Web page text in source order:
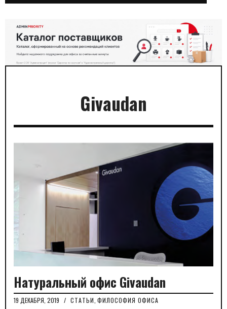
Givaudan
Натуральный офис Givaudan
19 ДЕКАБРЯ, 2019 / СТАТЬИ ФИЛОСОФИЯ ОФИСА